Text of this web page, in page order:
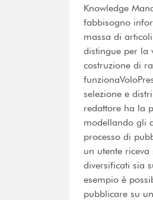
Knowledge
fabbisogno
massa di
distingue per la
costruzione di
selezione e
redattore ha la
modellando gli
processo di
un utente
diversificati sia
esempio è
pubblicare su